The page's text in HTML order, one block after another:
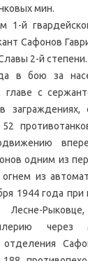
мин.
1-й
Сафонов
2-й степени.
в бою за
главе с
заграждениях,
одним из
из
1944 года при
через
отделения